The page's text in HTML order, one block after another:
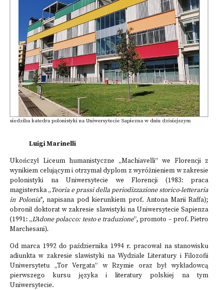
siedziba katedra polonistyki na Uniwersytecie Sapiezna w dniu dzisiejszym
Luigi Marinelli
Ukończył Liceum humanistyczne „Machiavelli” we Florencji z
wynikiem celującym i otrzymał dyplom z wyróżnieniem w zakresie
polonistyki na Uniwersytecie we Florencji (1983: praca
magisterska „Teoria e prassi della periodizzazione storico-letteraria
in Polonia", napisana pod kierunkiem prof. Antona Marii Raffa);
obronił doktorat w zakresie slawistyki na Uniwersytecie Sapienza
(1991: „L'Adone polacco: testo e traduzione”, promoto – prof. Pietro
Marchesani).
Od marca 1992 do października 1994 r. pracował na stanowisku
adiunkta w zakresie slawistyki na Wydziale Literatury i Filozofii
Uniwersytetu „Tor Vergata” w Rzymie oraz był wykładowcą
pierwszego kursu języka i literatury polskiej na tym
Uniwersytecie.